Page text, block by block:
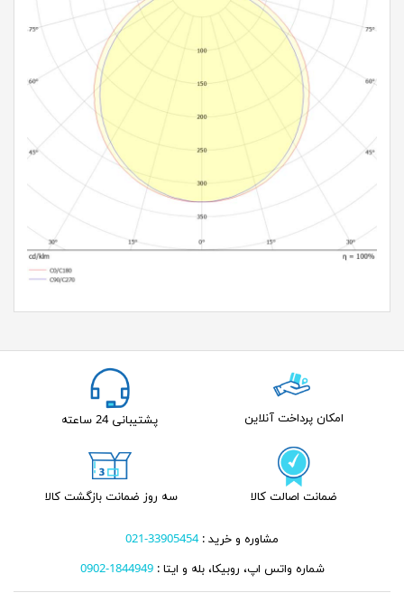
امکان پرداخت آنلاین پشتیبانی 24 ساعته
ضمانت اصالت کالا سه روز ضمانت بازگشت کالا
مشاوره و خرید :33905454-021
شماره واتس اپ، روبیکا، بله و ایتا : 1844949-0902